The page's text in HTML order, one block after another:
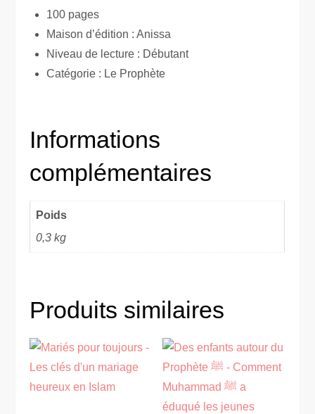
100 pages
Maison d’édition : Anissa
Niveau de lecture : Débutant
Catégorie : Le Prophète
Informations
complémentaires
Poids
0,3 kg
Produits similaires